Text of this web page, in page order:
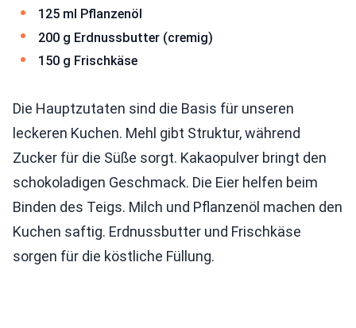
125 ml Pflanzenöl
200 g Erdnussbutter (cremig)
150 g Frischkäse
Die Hauptzutaten sind die Basis für unseren
leckeren Kuchen. Mehl gibt Struktur, während
Zucker für die Süße sorgt. Kakaopulver bringt den
schokoladigen Geschmack. Die Eier helfen beim
Binden des Teigs. Milch und Pflanzenöl machen den
Kuchen saftig. Erdnussbutter und Frischkäse
sorgen für die köstliche Füllung.